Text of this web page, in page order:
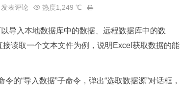
发表评论 热度1,249 ℃
导入本地数据库中的数据、远程数据库中的数
读取一个文本文件为例，说明Excel获取数据的能
的“导入数据”子命令，弹出“选取数据源”对话框，